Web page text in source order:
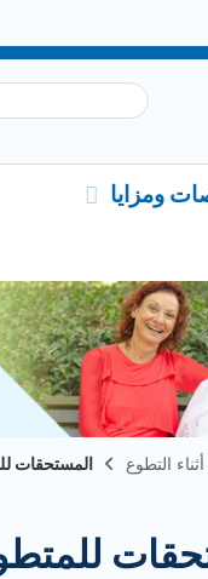
ومزايا
التطوع المستحقات